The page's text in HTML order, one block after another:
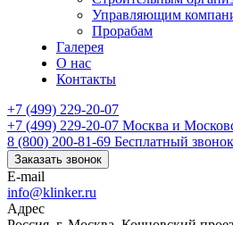
Управляющим
Прорабам
Галерея
О нас
Контакты
+7 (499) 229-20-07
+7 (499) 229-20-07 Москва и
8 (800) 200-81-69 Бесплатный
Заказать звонок
E-mail
info@klinker.ru
Адрес